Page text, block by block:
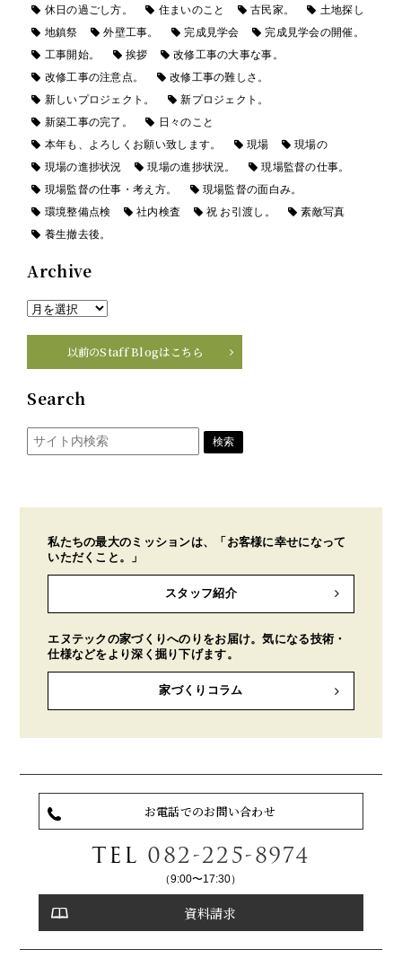
休日の過ごし方。 住まいのこと 古民家。
土地探し
地鎮祭
外壁工事。 完成見学会
完成見学会の開催。
工事開始。
挨拶
改修工事の大事な事。
改修工事の注意点。
改修工事の難しさ。
新しいプロジェクト。
新プロジェクト。
新築工事の完了。
日々のこと
本年も、よろしくお願い致します。
現場
現場の
現場の進捗状況
現場の進捗状況。
現場監督の仕事。
現場監督の仕事・考え方。
現場監督の面白み。
環境整備点検
社内検査 祝 お引渡し。
素敵写真
養生撤去後。
Archive
以前のStaff Blogはこちら
Search
私たちの最大のミッションは、「お客様に幸せになって
いただくこと。」
スタッフ紹介
エヌテックの家づくりへのりをお届け。気になる技術・
仕様などをより深く掘り下げます。
家づくりコラム
お電話でのお問い合わせ
TEL 082-225-8974
（9:00〜17:30）
資料請求